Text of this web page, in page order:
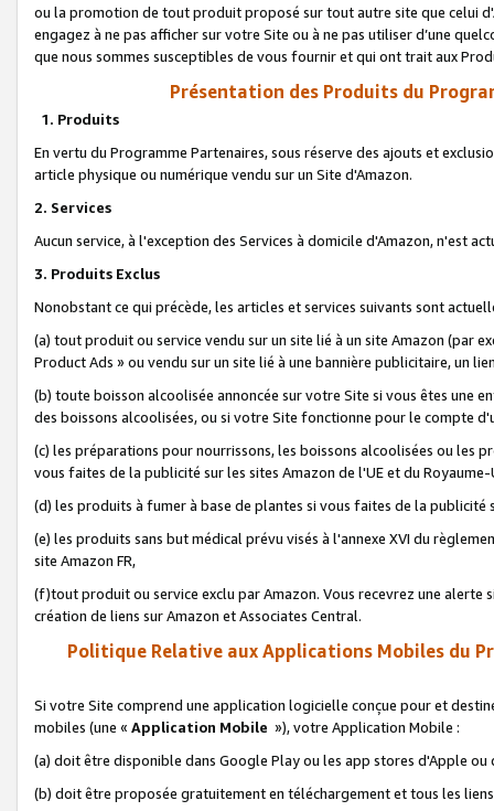
ou la promotion de tout produit proposé sur tout autre site que celui
engagez à ne pas afficher sur votre Site ou à ne pas utiliser d’une
que nous sommes susceptibles de vous fournir et qui ont trait aux
Présentation des Produits du
1. Produits
En vertu du Programme Partenaires, sous réserve des ajouts et
article physique ou numérique vendu sur un Site d'Amazon.
2. Services
Aucun service, à l'exception des Services à domicile d'Amazon, n'est
3. Produits Exclus
Nonobstant ce qui précède, les articles et services suivants sont
(a) tout produit ou service vendu sur un site lié à un site Amazon (par
Product Ads » ou vendu sur un site lié à une bannière publicitaire, un
(b) toute boisson alcoolisée annoncée sur votre Site si vous êtes une
des boissons alcoolisées, ou si votre Site fonctionne pour le compte
(c) les préparations pour nourrissons, les boissons alcoolisées ou les
vous faites de la publicité sur les sites Amazon de l'UE et du Royaume-
(d) les produits à fumer à base de plantes si vous faites de la publicité
(e) les produits sans but médical prévu visés à l'annexe XVI du
site Amazon FR,
(f)tout produit ou service exclu par Amazon. Vous recevrez une alerte
création de liens sur Amazon et Associates Central.
Politique Relative aux Applications Mobiles du
Si votre Site comprend une application logicielle conçue pour et
mobiles (une « Application Mobile »), votre Application Mobile :
(a) doit être disponible dans Google Play ou les app stores d'Apple ou
(b) doit être proposée gratuitement en téléchargement et tous les